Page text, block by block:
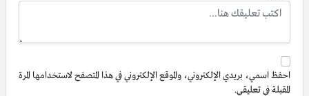
احفظ اسمي، بريدي الإلكتروني، والموقع الإلكتروني في هذا المتصفح لاستخدامها المرة
المقبلة في تعليقي.